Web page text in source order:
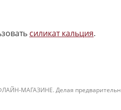
силикат кальция.
МАГАЗИНЕ. Делая